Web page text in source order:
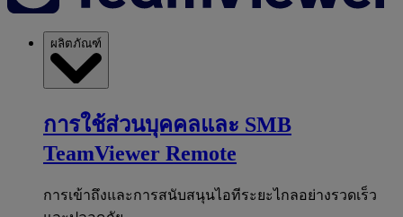
ผลิตภัณฑ์
การใช้ส่วนบุคคลและ SMB
TeamViewer Remote
การเข้าถึงและการสนับสนุนไอทีระยะไกลอย่างรวดเร็ว